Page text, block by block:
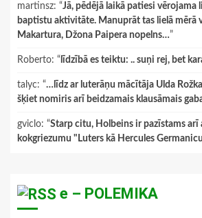
martinsz: “Jā, pēdējā laikā patiesi vērojama
baptistu aktivitāte. Manuprāt tas lielā mērā
Makartura, Džona Paipera nopelns…”
Roberto: “ līdzībā es teiktu: .. suņi rej, bet
talyc: “…līdz ar luterāņu mācītāja Ulda
šķiet nomiris arī beidzamais klausāmais
gviclo: “Starp citu, Holbeins ir pazīstams arī
kokgriezumu "Luters kā Hercules
e – POLEMIKA